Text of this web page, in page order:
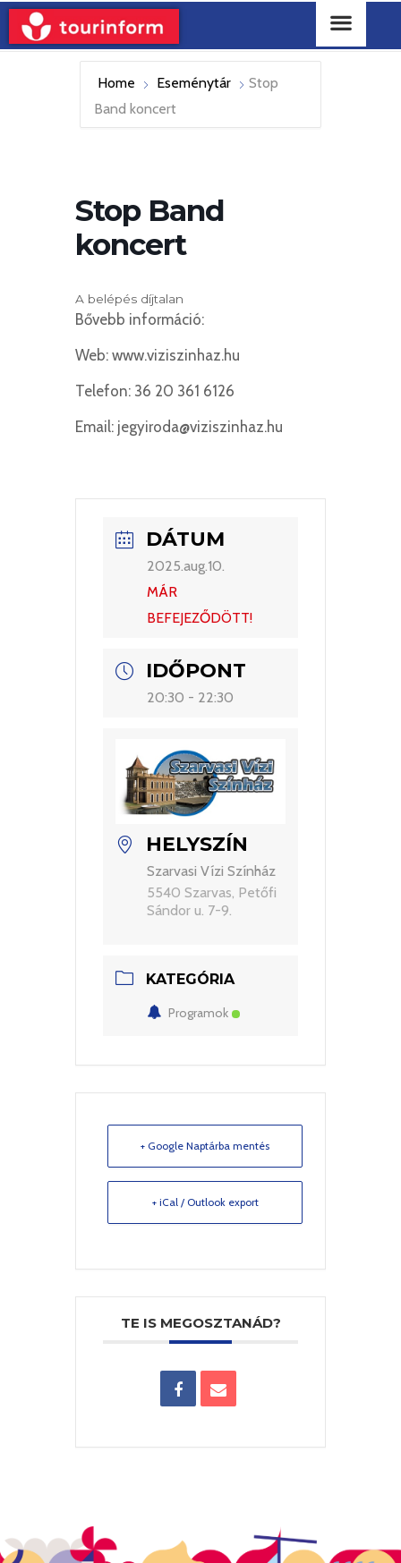
Home Eseménytár
Stop
Band koncert
Stop Band
koncert
A belépés díjtalan
Bővebb információ:
Web: www.viziszinhaz.hu
Telefon: 36 20 361 6126
Email: jegyiroda@viziszinhaz.hu
DÁTUM
2025.aug.10.
MÁR
BEFEJEZŐDÖTT!
IDŐPONT
20:30 - 22:30
HELYSZÍN
Szarvasi Vízi Színház
5540 Szarvas, Petőfi
Sándor u. 7-9.
KATEGÓRIA
Programok
+ Google Naptárba mentés
+ iCal / Outlook export
TE IS MEGOSZTANÁD?